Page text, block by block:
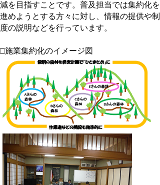
減を目指すことです。普及担当では集約化を
進めようとする方々に対し、情報の提供や制
度の説明などを行っています。
□施業集約化のイメージ図